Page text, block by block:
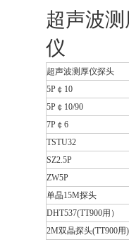
超声波测厚仪探头
5P￠10
5P￠10/90
7P￠6
TSTU32
SZ2.5P
ZW5P
单晶15M探头
DHT537(TT900用）
2M双晶探头(TT900用)